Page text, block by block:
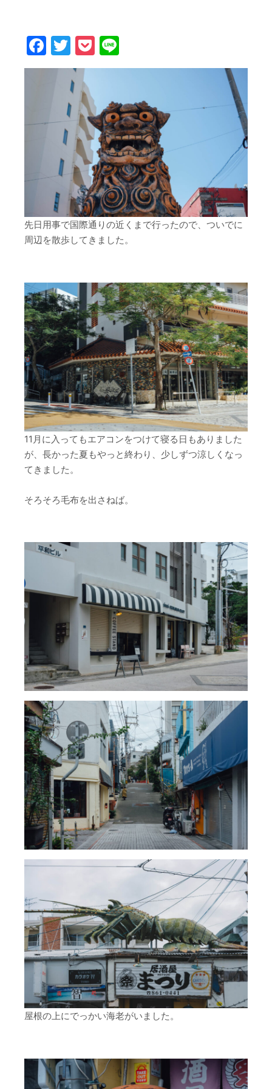
Facebook
Twitter
Pocket
先日用事で国際通りの近くまで行ったので、ついでに
周辺を散歩してきました。
11月に入ってもエアコンをつけて寝る日もありました
が、長かった夏もやっと終わり、少しずつ涼しくなっ
てきました。
そろそろ毛布を出さねば。
屋根の上にでっかい海老がいました。